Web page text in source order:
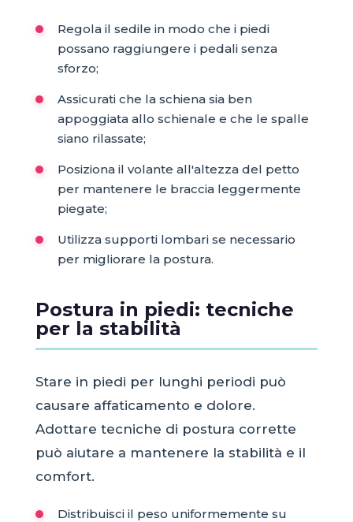
Regola il sedile in modo che i piedi
possano raggiungere i pedali senza
sforzo;
Assicurati che la schiena sia ben
appoggiata allo schienale e che le spalle
siano rilassate;
Posiziona il volante all'altezza del petto
per mantenere le braccia leggermente
piegate;
Utilizza supporti lombari se necessario
per migliorare la postura.
Postura in piedi: tecniche
per la stabilità
Stare in piedi per lunghi periodi può
causare affaticamento e dolore.
Adottare tecniche di postura corrette
può aiutare a mantenere la stabilità e il
comfort.
Distribuisci il peso uniformemente su